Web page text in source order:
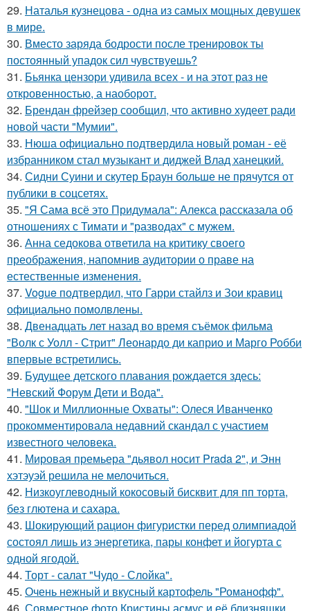
29. Наталья кузнецова - одна из самых мощных девушек
в мире.
30. Вместо заряда бодрости после тренировок ты
постоянный упадок сил чувствуешь?
31. Бьянка цензори удивила всех - и на этот раз не
откровенностью, а наоборот.
32. Брендан фрейзер сообщил, что активно худеет ради
новой части "Мумии".
33. Нюша официально подтвердила новый роман - её
избранником стал музыкант и диджей Влад ханецкий.
34. Сидни Суини и скутер Браун больше не прячутся от
публики в соцсетях.
35. "Я Сама всё это Придумала": Алекса рассказала об
отношениях с Тимати и "разводах" с мужем.
36. Анна седокова ответила на критику своего
преображения, напомнив аудитории о праве на
естественные изменения.
37. Vogue подтвердил, что Гарри стайлз и Зои кравиц
официально помолвлены.
38. Двенадцать лет назад во время съёмок фильма
"Волк с Уолл - Стрит" Леонардо ди каприо и Марго Робби
впервые встретились.
39. Будущее детского плавания рождается здесь:
"Невский Форум Дети и Вода".
40. "Шок и Миллионные Охваты": Олеся Иванченко
прокомментировала недавний скандал с участием
известного человека.
41. Мировая премьера "дьявол носит Prada 2", и Энн
хэтэуэй решила не мелочиться.
42. Низкоуглеводный кокосовый бисквит для пп торта,
без глютена и сахара.
43. Шокирующий рацион фигуристки перед олимпиадой
состоял лишь из энергетика, пары конфет и йогурта с
одной ягодой.
44. Торт - салат "Чудо - Слойка".
45. Очень нежный и вкусный картофель "Романофф".
46. Совместное фото Кристины асмус и её близняшки